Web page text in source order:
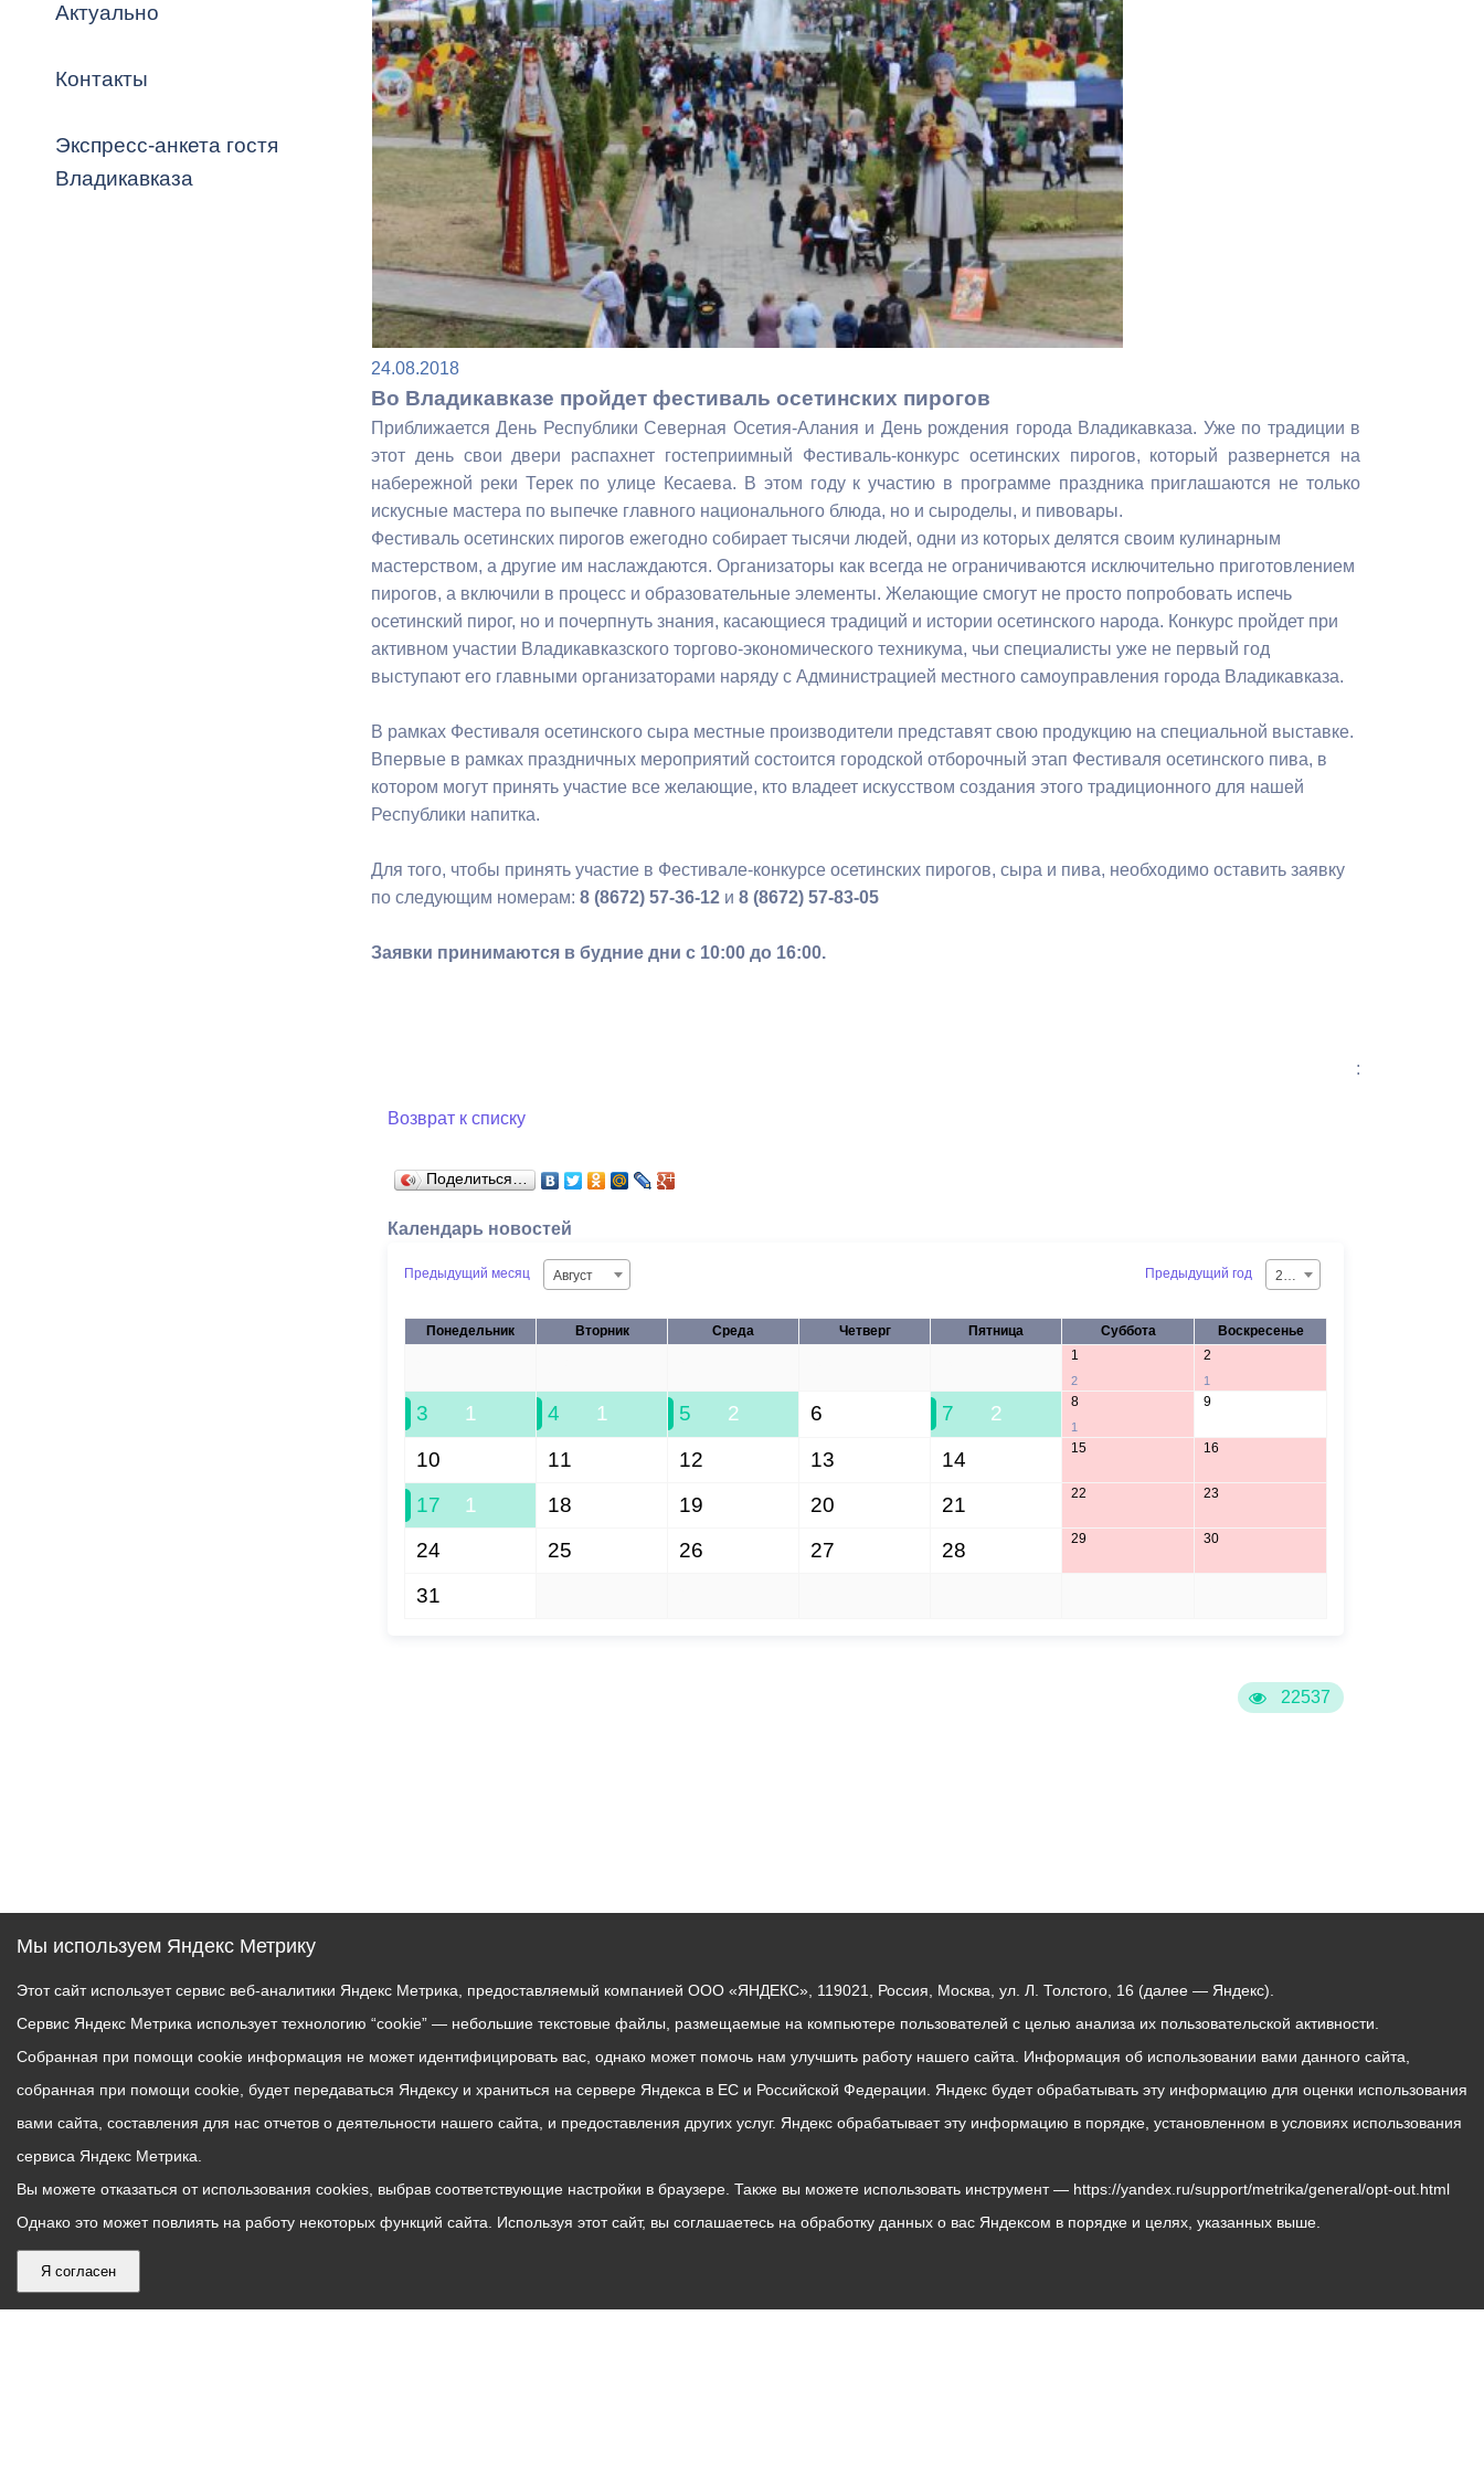
Владикавказ
Распоряжения, постановления Кадровая политика Противодействие коррупции
ОРВ и экспертиза НПА Контактная информация Градостроительная деятельность
Оценка деятельности органов
местного самоуправления
Списки граждан, состоящих на
учете в качестве нуждающихся в
улучшении жилищных условий по
г. Владикавказ
Формирование комфортной
городской среды
Бюджет для граждан
Пространственные сведения
Открытые данные
Общественное обсуждение
документов стратегического
Гражданская оборона в
чрезвычайных ситуациях
Информация о результатах
проверок
Порядок обжалования решений и
действий органов местного
самоуправления
Информация финансового
органа
Бесплатная юридическая помощь
Выборы 2026
Актуально
Контакты
Экспресс-анкета гостя
Владикавказа
22537
24.08.2018
Во Владикавказе пройдет фестиваль осетинских пирогов
Приближается День Республики Северная Осетия-Алания и День рождения города Владикавказа. Уже по традиции в
этот день свои двери распахнет гостеприимный Фестиваль-конкурс осетинских пирогов, который развернется на
набережной реки Терек по улице Кесаева. В этом году к участию в программе праздника приглашаются не только
искусные мастера по выпечке главного национального блюда, но и сыроделы, и пивовары.
Фестиваль осетинских пирогов ежегодно собирает тысячи людей, одни из которых делятся своим кулинарным
мастерством, а другие им наслаждаются. Организаторы как всегда не ограничиваются исключительно приготовлением
пирогов, а включили в процесс и образовательные элементы. Желающие смогут не просто попробовать испечь
осетинский пирог, но и почерпнуть знания, касающиеся традиций и истории осетинского народа. Конкурс пройдет при
активном участии Владикавказского торгово-экономического техникума, чьи специалисты уже не первый год
выступают его главными организаторами наряду с Администрацией местного самоуправления города Владикавказа.
В рамках Фестиваля осетинского сыра местные производители представят свою продукцию на специальной выставке.
Впервые в рамках праздничных мероприятий состоится городской отборочный этап Фестиваля осетинского пива, в
котором могут принять участие все желающие, кто владеет искусством создания этого традиционного для нашей
Республики напитка.
Для того, чтобы принять участие в Фестивале-конкурсе осетинских пирогов, сыра и пива, необходимо оставить заявку
по следующим номерам: 8 (8672) 57-36-12 и 8 (8672) 57-83-05
Заявки принимаются в будние дни с 10:00 до 16:00.
:
Возврат к списку
Поделиться…
Календарь новостей
Предыдущий месяц Август Предыдущий год 2026
Понедельник Вторник Среда Четверг Пятница Суббота Воскресенье
1
2
2
1
3 1 4 1 5 2 6 7 2 8
1
9
10 11 12 13 14 15 16
17 1 18 19 20 21 22 23
24 25 26 27 28 29 30
31
Мы используем Яндекс Метрику
Этот сайт использует сервис веб-аналитики Яндекс Метрика, предоставляемый компанией ООО «ЯНДЕКС», 119021, Россия, Москва, ул. Л. Толстого, 16 (далее — Яндекс).
Сервис Яндекс Метрика использует технологию “cookie” — небольшие текстовые файлы, размещаемые на компьютере пользователей с целью анализа их пользовательской активности.
Собранная при помощи cookie информация не может идентифицировать вас, однако может помочь нам улучшить работу нашего сайта. Информация об использовании вами данного сайта,
собранная при помощи cookie, будет передаваться Яндексу и храниться на сервере Яндекса в ЕС и Российской Федерации. Яндекс будет обрабатывать эту информацию для оценки использования
вами сайта, составления для нас отчетов о деятельности нашего сайта, и предоставления других услуг. Яндекс обрабатывает эту информацию в порядке, установленном в условиях использования
сервиса Яндекс Метрика.
Вы можете отказаться от использования cookies, выбрав соответствующие настройки в браузере. Также вы можете использовать инструмент — https://yandex.ru/support/metrika/general/opt-out.html
Однако это может повлиять на работу некоторых функций сайта. Используя этот сайт, вы соглашаетесь на обработку данных о вас Яндексом в порядке и целях, указанных выше.
Я согласен